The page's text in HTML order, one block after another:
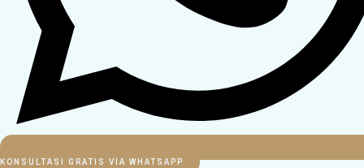
KONSULTASI GRATIS VIA WHATSAPP